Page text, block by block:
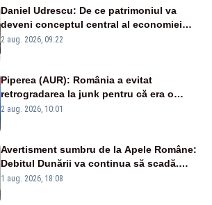
Daniel Udrescu: De ce patrimoniul va
deveni conceptul central al economiei
viitoare?
2 aug. 2026, 09:22
Piperea (AUR): România a evitat
retrogradarea la junk pentru că era o
catastrofă pentru bănci și fondurile de
2 aug. 2026, 10:01
Avertisment sumbru de la Apele Române:
Debitul Dunării va continua să scadă.
Cernavodă s-ar putea închide în 4 zile
1 aug. 2026, 18:08